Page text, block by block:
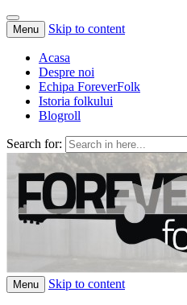
Menu Skip to content
Acasa
Despre noi
Echipa ForeverFolk
Istoria folkului
Blogroll
Search for:
ForeverFolk
Muzica sufletului tau
Menu Skip to content